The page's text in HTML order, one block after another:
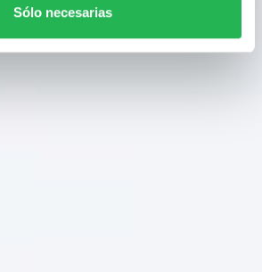
Sólo necesarias